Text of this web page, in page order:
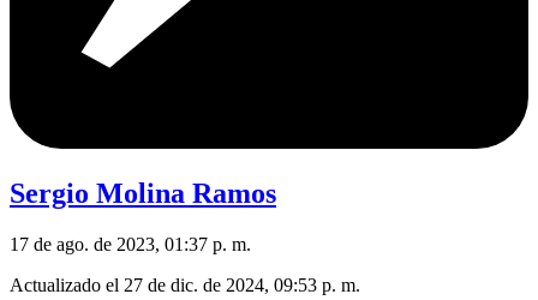
Sergio Molina Ramos
17 de ago. de 2023, 01:37 p. m.
Actualizado el 27 de dic. de 2024, 09:53 p. m.